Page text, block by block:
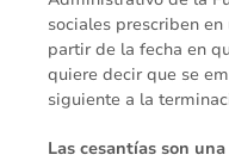
sociales prescriben
partir de la fecha en
quiere decir que se
siguiente a la
Las cesantías son